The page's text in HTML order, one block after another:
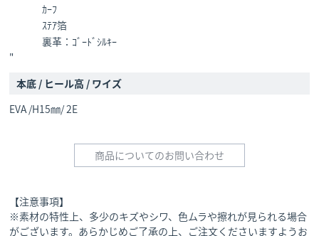
ｶｰﾌ
ｽﾃｱ箔
裏革：ｺﾞｰﾄﾞｼﾙｷｰ
"
本底 / ヒール高 / ワイズ
EVA /H15㎜/ 2E
商品についてのお問い合わせ
【注意事項】
※素材の特性上、多少のキズやシワ、色ムラや擦れが見られる場合
がございます。あらかじめご了承の上、ご注文くださいますようお